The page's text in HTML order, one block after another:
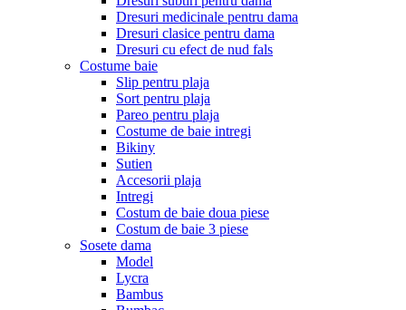
Dresuri medicinale pentru dama
Dresuri clasice pentru dama
Dresuri cu efect de nud fals
Costume baie
Slip pentru plaja
Sort pentru plaja
Pareo pentru plaja
Costume de baie intregi
Bikiny
Sutien
Accesorii plaja
Intregi
Costum de baie doua piese
Costum de baie 3 piese
Sosete dama
Model
Lycra
Bambus